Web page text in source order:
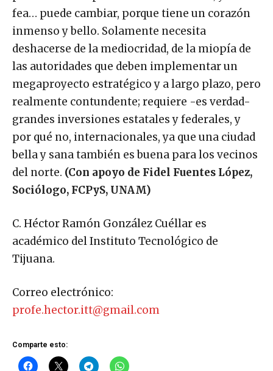
fea… puede cambiar, porque tiene un corazón
inmenso y bello. Solamente necesita
deshacerse de la mediocridad, de la miopía de
las autoridades que deben implementar un
megaproyecto estratégico y a largo plazo, pero
realmente contundente; requiere -es verdad-
grandes inversiones estatales y federales, y
por qué no, internacionales, ya que una ciudad
bella y sana también es buena para los vecinos
del norte. (Con apoyo de Fidel Fuentes López,
Sociólogo, FCPyS, UNAM)
C. Héctor Ramón González Cuéllar es
académico del Instituto Tecnológico de
Tijuana.
Correo electrónico:
profe.hector.itt@gmail.com